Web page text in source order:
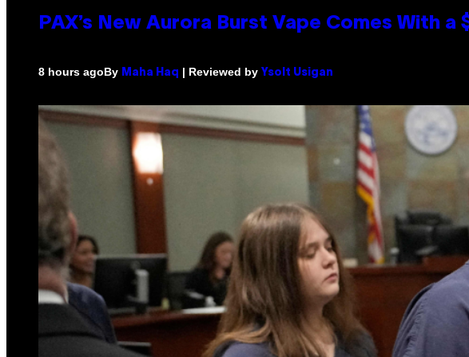
PAX’s New Aurora Burst Vape Comes With
8 hours agoBy Maha Haq | Reviewed by Ysolt Usigan